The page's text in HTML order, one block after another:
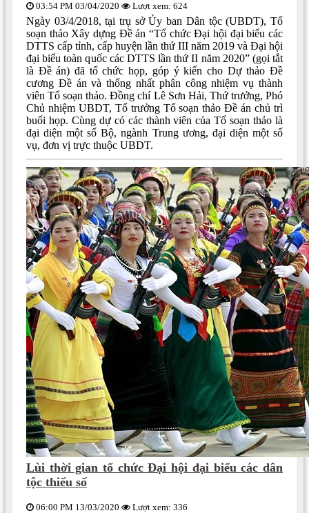
03:54 PM 03/04/2020 Lượt xem: 624
Ngày 03/4/2018, tại trụ sở Ủy ban Dân tộc (UBDT), Tổ
soạn thảo Xây dựng Đề án “Tổ chức Đại hội đại biểu các
DTTS cấp tỉnh, cấp huyện lần thứ III năm 2019 và Đại hội
đại biểu toàn quốc các DTTS lần thứ II năm 2020” (gọi tắt
là Đề án) đã tổ chức họp, góp ý kiến cho Dự thảo Đề
cương Đề án và thống nhất phân công nhiệm vụ thành
viên Tổ soạn thảo. Đồng chí Lê Sơn Hải, Thứ trưởng, Phó
Chủ nhiệm UBDT, Tổ trưởng Tổ soạn thảo Đề án chủ trì
buổi họp. Cùng dự có các thành viên của Tổ soạn thảo là
đại diện một số Bộ, ngành Trung ương, đại diện một số
vụ, đơn vị trực thuộc UBDT.
Lùi thời gian tổ chức Đại hội đại biểu các dân
tộc thiểu số
06:00 PM 13/03/2020 Lượt xem: 336